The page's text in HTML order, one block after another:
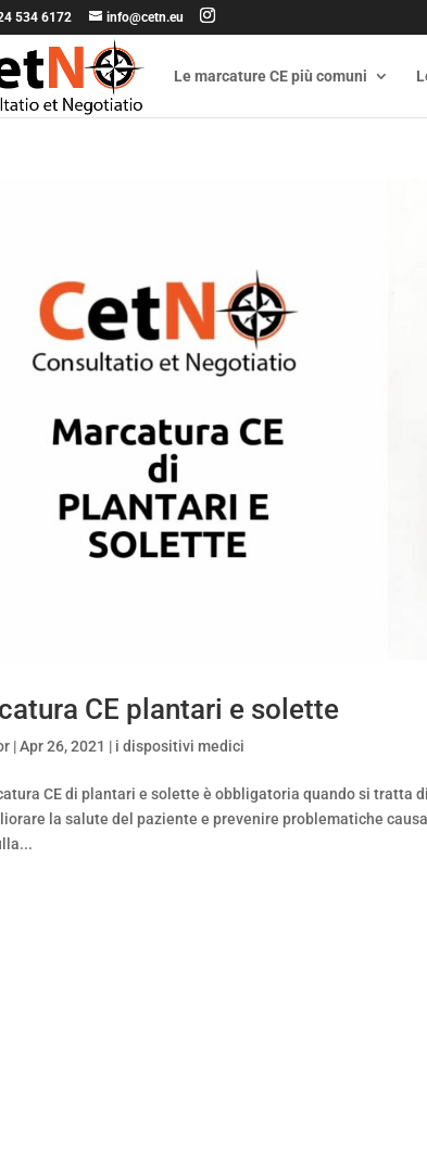
534 6172 info@cetn.eu
Le marcature CE più comuni
CE plantari e solette
|Apr 26, 2021 | i dispositivi medici
CE di plantari e solette è obbligatoria quando si
la salute del paziente e prevenire problematiche